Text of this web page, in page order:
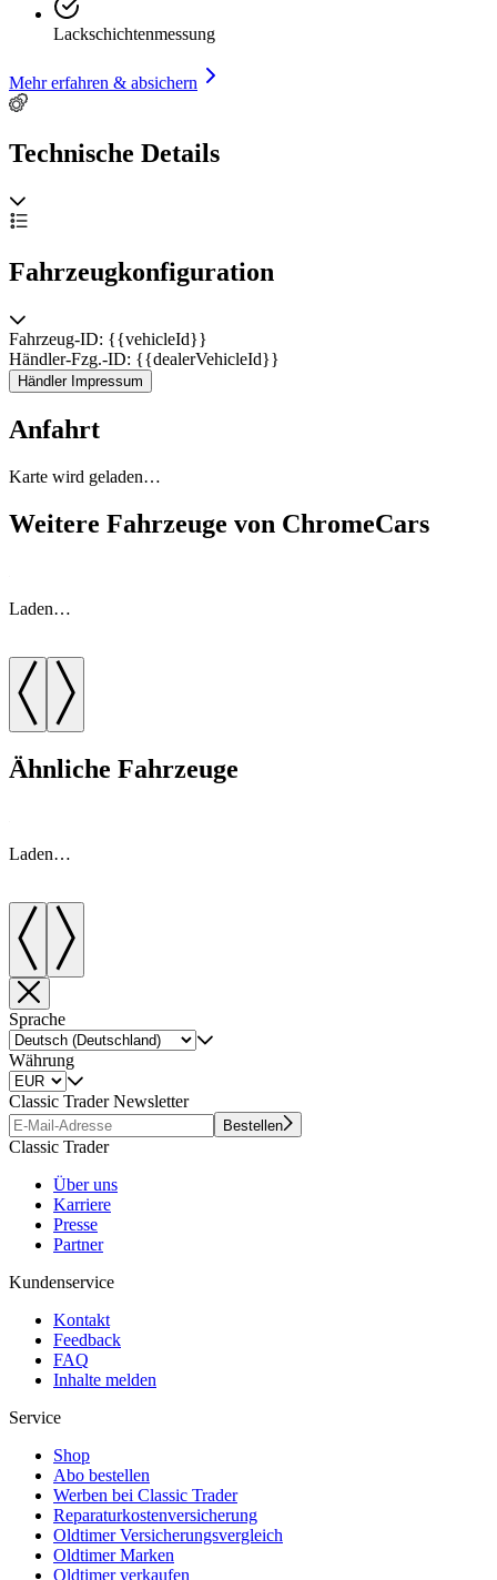
Lackschichtenmessung
Mehr erfahren & absichern
Technische Details
Fahrzeugkonfiguration
Fahrzeug-ID: {{vehicleId}}
Händler-Fzg.-ID: {{dealerVehicleId}}
Händler Impressum
Anfahrt
Karte wird geladen…
Weitere Fahrzeuge von ChromeCars
Laden…
Ähnliche Fahrzeuge
Laden…
Sprache
Währung
Classic Trader Newsletter
Bestellen
Classic Trader
Über uns
Karriere
Presse
Partner
Kundenservice
Kontakt
Feedback
FAQ
Inhalte melden
Service
Shop
Abo bestellen
Werben bei Classic Trader
Reparaturkostenversicherung
Oldtimer Versicherungsvergleich
Oldtimer Marken
Oldtimer verkaufen